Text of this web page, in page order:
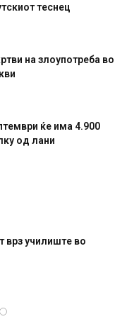
теснец
на злоупотреба во
ќе има 4.900
од лани
врз училиште во